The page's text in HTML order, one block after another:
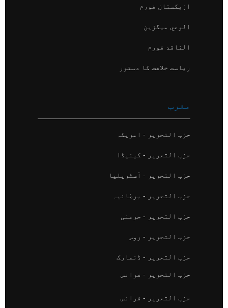
ازبکستان فورم
الوعي میگزین
الناقد فورم
ریاست خلافت کا دستور
مغرب
حزب التحریر - امریکہ
حزب التحریر - کینیڈا
حزب التحریر - آسٹریلیا
حزب التحریر - برطانیہ
حزب التحریر - جرمنی
حزب التحریر - روس
حزب التحریر - ڈنمارک
حزب التحریر - فرانس
حزب التحریر - فرانس